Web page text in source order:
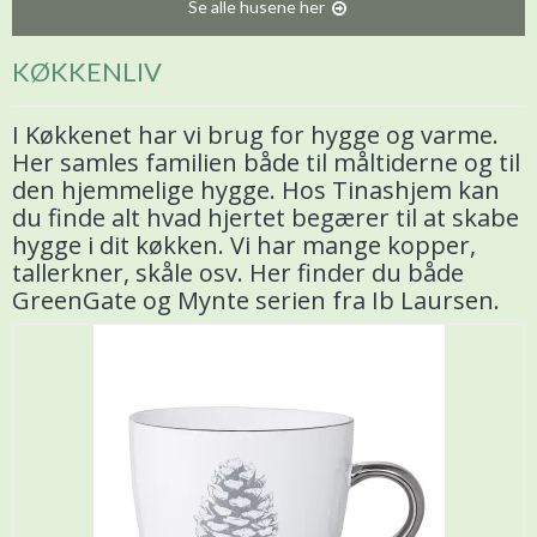
Se alle husene her
KØKKENLIV
I Køkkenet har vi brug for hygge og varme.
Her samles familien både til måltiderne og til
den hjemmelige hygge. Hos Tinashjem kan
du finde alt hvad hjertet begærer til at skabe
hygge i dit køkken. Vi har mange kopper,
tallerkner, skåle osv. Her finder du både
GreenGate og Mynte serien fra Ib Laursen.